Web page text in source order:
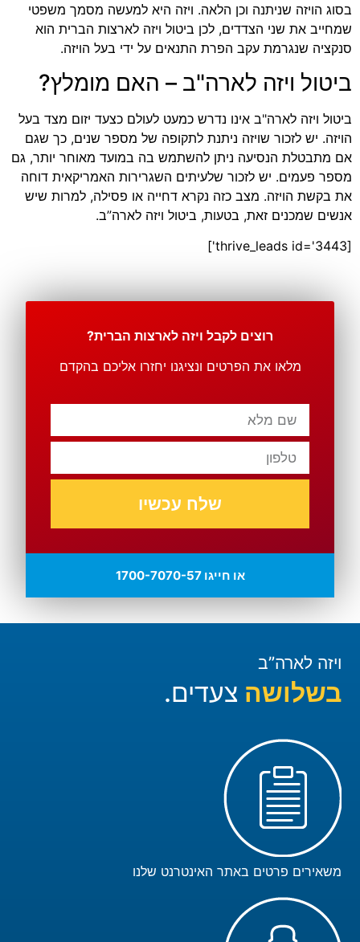
בסוג הויזה שניתנה וכן הלאה. ויזה היא למעשה מסמך משפטי
שמחייב את שני הצדדים, לכן ביטול ויזה לארצות הברית הוא
סנקציה שנגרמת עקב הפרת התנאים על ידי בעל הויזה.
ביטול ויזה לארה"ב – האם מומלץ?
ביטול ויזה לארה"ב אינו נדרש כמעט לעולם כצעד יזום מצד בעל
הויזה. יש לזכור שויזה ניתנת לתקופה של מספר שנים, כך שגם
אם מתבטלת הנסיעה ניתן להשתמש בה במועד מאוחר יותר, גם
מספר פעמים. יש לזכור שלעיתים השגרירות האמריקאית דוחה
את בקשת הויזה. מצב כזה נקרא דחייה או פסילה, למרות שיש
אנשים שמכנים זאת, בטעות, ביטול ויזה לארה”ב.
[thrive_leads id='3443']
רוצים לקבל ויזה לארצות הברית?
מלאו את הפרטים ונציגנו יחזרו אליכם בהקדם
שלח עכשיו
או חייגו 1700-7070-57
ויזה לארה”ב
בשלושה צעדים.
משאירים פרטים באתר האינטרנט שלנו